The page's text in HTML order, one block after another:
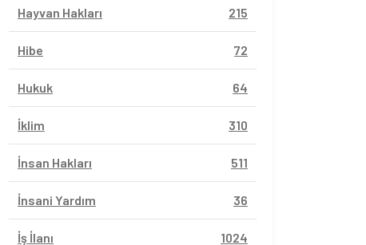
Hayvan Hakları 215
Hibe 72
Hukuk 64
İklim 310
İnsan Hakları 511
İnsani Yardım 36
İş İlanı 1024